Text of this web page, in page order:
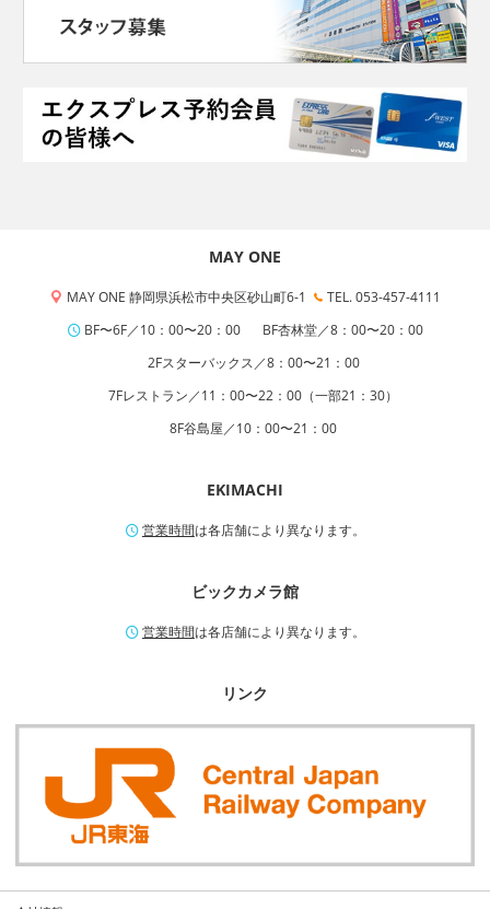
MAY ONE
MAY ONE 静岡県浜松市中央区砂山町6-1
TEL. 053-457-4111
BF〜6F／10：00〜20：00
BF杏林堂／8：00〜20：00
2Fスターバックス／8：00〜21：00
7Fレストラン／11：00〜22：00（一部21：30）
8F谷島屋／10：00〜21：00
EKIMACHI
営業時間は各店舗により異なります。
ビックカメラ館
営業時間は各店舗により異なります。
リンク